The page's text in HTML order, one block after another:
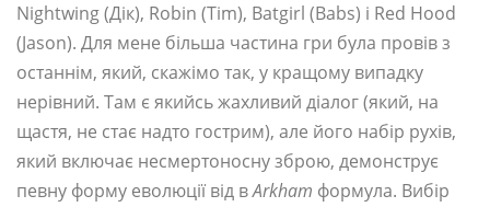
Nightwing (Дік), Robin (Tim), Batgirl (Babs) і Red Hood
(Jason). Для мене більша частина гри була провів з
останнім, який, скажімо так, у кращому випадку
нерівний. Там є якийсь жахливий діалог (який, на
щастя, не стає надто гострим), але його набір рухів,
який включає несмертоносну зброю, демонструє
певну форму еволюції від вArkham формула. Вибір